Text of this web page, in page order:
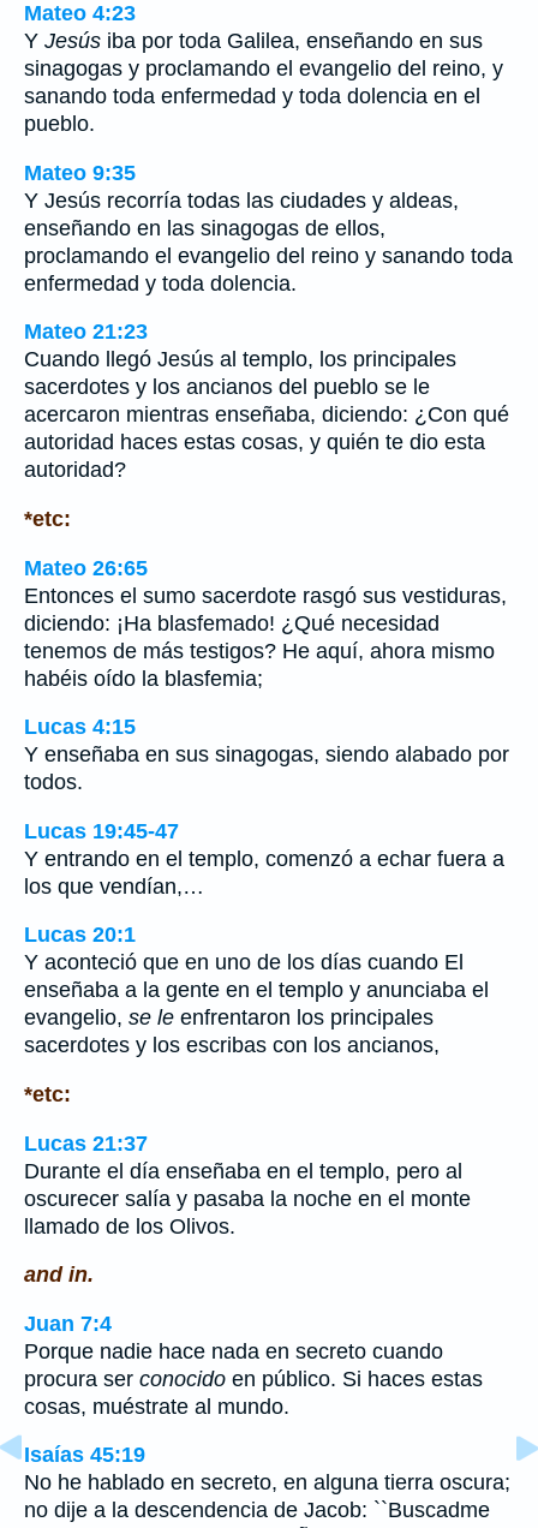
Mateo 4:23
Y Jesús iba por toda Galilea, enseñando en sus
sinagogas y proclamando el evangelio del reino, y
sanando toda enfermedad y toda dolencia en el
pueblo.
Mateo 9:35
Y Jesús recorría todas las ciudades y aldeas,
enseñando en las sinagogas de ellos,
proclamando el evangelio del reino y sanando toda
enfermedad y toda dolencia.
Mateo 21:23
Cuando llegó Jesús al templo, los principales
sacerdotes y los ancianos del pueblo se le
acercaron mientras enseñaba, diciendo: ¿Con qué
autoridad haces estas cosas, y quién te dio esta
autoridad?
*etc:
Mateo 26:65
Entonces el sumo sacerdote rasgó sus vestiduras,
diciendo: ¡Ha blasfemado! ¿Qué necesidad
tenemos de más testigos? He aquí, ahora mismo
habéis oído la blasfemia;
Lucas 4:15
Y enseñaba en sus sinagogas, siendo alabado por
todos.
Lucas 19:45-47
Y entrando en el templo, comenzó a echar fuera a
los que vendían,…
Lucas 20:1
Y aconteció que en uno de los días cuando El
enseñaba a la gente en el templo y anunciaba el
evangelio, se le enfrentaron los principales
sacerdotes y los escribas con los ancianos,
*etc:
Lucas 21:37
Durante el día enseñaba en el templo, pero al
oscurecer salía y pasaba la noche en el monte
llamado de los Olivos.
and in.
Juan 7:4
Porque nadie hace nada en secreto cuando
procura ser conocido en público. Si haces estas
cosas, muéstrate al mundo.
Isaías 45:19
No he hablado en secreto, en alguna tierra oscura;
no dije a la descendencia de Jacob: ``Buscadme